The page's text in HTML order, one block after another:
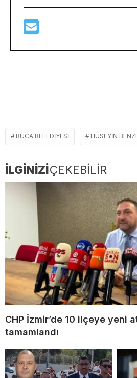
BUCA BELEDIYESI HÜSEYIN
İLGİNİZİÇEKEBİLİR
CHP İzmir’de 10 ilçeye yeni
tamamlandı